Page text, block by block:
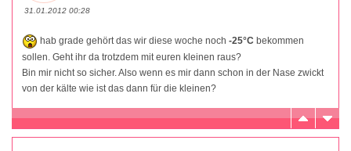
31.01.2012 00:28
hab grade gehört das wir diese woche noch -25°C bekommen
sollen. Geht ihr da trotzdem mit euren kleinen raus?
Bin mir nicht so sicher. Also wenn es mir dann schon in der Nase zwickt
von der kälte wie ist das dann für die kleinen?